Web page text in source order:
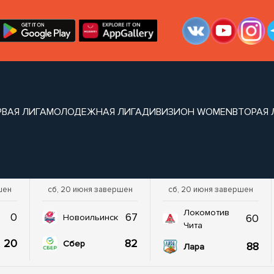
ЛИГАМОЛОДЕЖНАЯ ЛИГАДИВИЗИОН WOMENВТОРАЯ
0
20
сб, 20 июня завершен
Новоильинск 67
Сбер 82
сб, 20 июня завершен
Локомотив
Чита
60
Лара 88